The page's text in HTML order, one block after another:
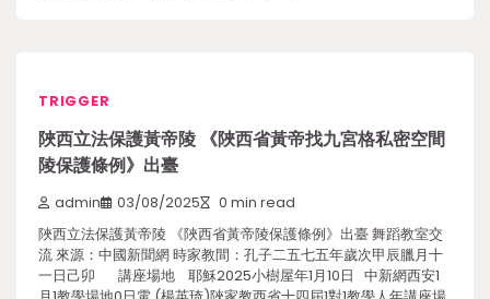
TRIGGER
陜西立法保護黃帝陵 《陜西省黃帝找九宮格私密空間
陵保護條例》出臺
admin 03/08/2025 0 min read
陜西立法保護黃帝陵 《陜西省黃帝陵保護條例》出臺 舞蹈教室交
流 來源：中國新聞網 時家教間：孔子二五七五年歲次甲辰臘月十
一日己卯 講座場地 耶穌2025小樹屋年1月10日 中新網西安1